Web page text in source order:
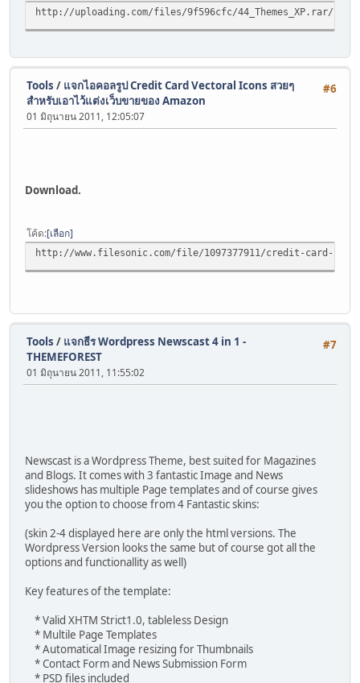
http://uploading.com/files/9f596cfc/44_Themes_XP.rar/
#6
Tools / แจกไอคอลรูป Credit Card Vectoral Icons สวยๆ
สำหรับเอาไว้แต่งเว็บขายของ Amazon
01 มิถุนายน 2011, 12:05:07
Download.
โค้ด เลือก
http://www.filesonic.com/file/1097377911/credit-card-
#7
Tools / แจกธีร Wordpress Newscast 4 in 1 -
THEMEFOREST
01 มิถุนายน 2011, 11:55:02
Newscast is a Wordpress Theme, best suited for Magazines
and Blogs. It comes with 3 fantastic Image and News
slideshows has multiple Page templates and of course gives
you the option to choose from 4 Fantastic skins:
(skin 2-4 displayed here are only the html versions. The
Wordpress Version looks the same but of course got all the
options and functionallity as well)
Key features of the template:
* Valid XHTM Strict1.0, tableless Design
* Multile Page Templates
* Automatical Image resizing for Thumbnails
* Contact Form and News Submission Form
* PSD files included